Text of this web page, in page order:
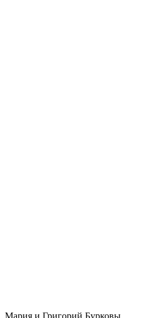
Мария и Григорий Бурковы